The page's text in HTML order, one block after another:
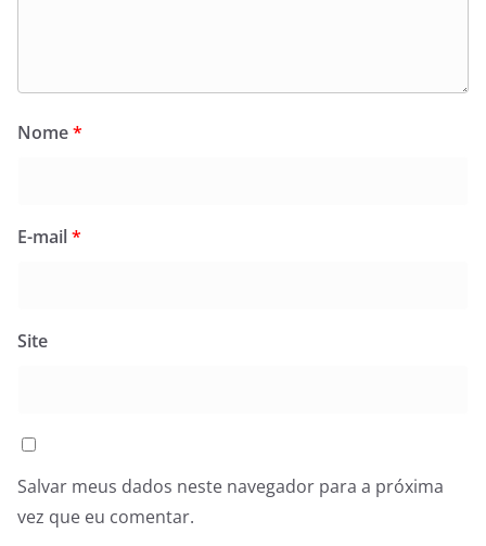
Nome*
E-mail*
Site
Salvar meus dados neste navegador para a próxima
vez que eu comentar.